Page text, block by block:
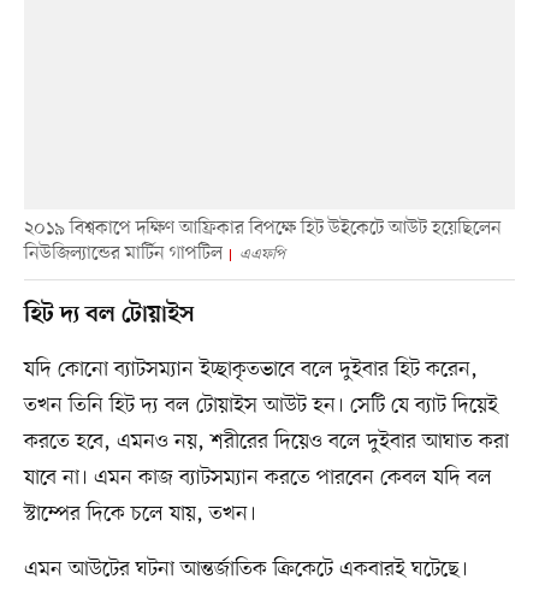
২০১৯ বিশ্বকাপে দক্ষিণ আফ্রিকার বিপক্ষে হিট উইকেটে আউট হয়েছিলেন
নিউজিল্যান্ডের মার্টিন গাপটিল
এএফপি
হিট দ্য বল টোয়াইস
যদি কোনো ব্যাটসম্যান ইচ্ছাকৃতভাবে বলে দুইবার হিট করেন,
তখন তিনি হিট দ্য বল টোয়াইস আউট হন। সেটি যে ব্যাট দিয়েই
করতে হবে, এমনও নয়, শরীরের দিয়েও বলে দুইবার আঘাত করা
যাবে না। এমন কাজ ব্যাটসম্যান করতে পারবেন কেবল যদি বল
স্টাম্পের দিকে চলে যায়, তখন।
এমন আউটের ঘটনা আন্তর্জাতিক ক্রিকেটে একবারই ঘটেছে।